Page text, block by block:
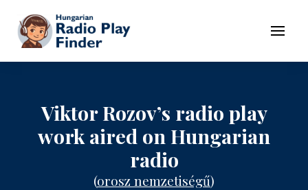
To contents
Menu
Viktor Rozov’s radio play
work aired on Hungarian
radio
(orosz nemzetiségű)